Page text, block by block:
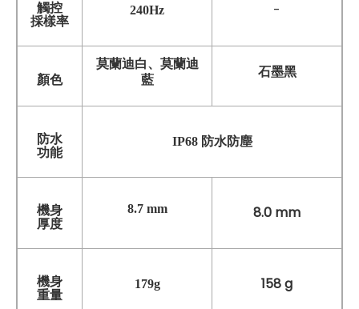
觸控
採樣率
240Hz -
顏色
莫蘭迪白、莫蘭迪
藍
石墨黑
防水
功能
IP68 防水防塵
機身
厚度
8.7 mm 8.0 mm
機身
重量
179g 158 g